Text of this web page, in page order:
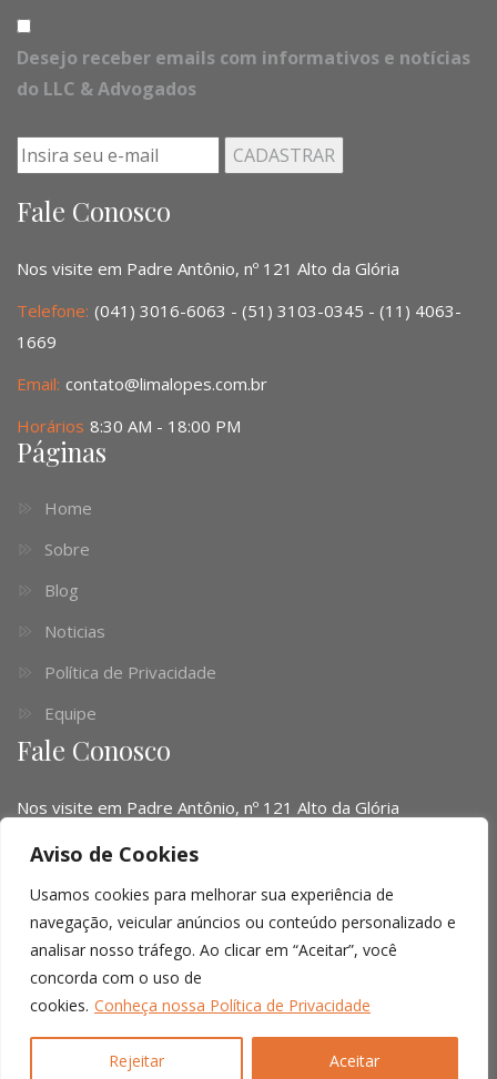
Aviso de Cookies
Usamos cookies para melhorar sua experiência de
navegação, veicular anúncios ou conteúdo personalizado e
analisar nosso tráfego. Ao clicar em “Aceitar”, você
concorda com o uso de
cookies. Conheça nossa Política de Privacidade
Rejeitar Aceitar
Desejo receber emails com informativos e notícias
do LLC & Advogados
Fale Conosco
Nos visite em Padre Antônio, nº 121 Alto da Glória
Telefone: (041) 3016-6063 - (51) 3103-0345 - (11) 4063-
1669
Email: contato@limalopes.com.br
Horários 8:30 AM - 18:00 PM
Páginas
Home
Sobre
Blog
Noticias
Política de Privacidade
Equipe
Fale Conosco
Nos visite em Padre Antônio, nº 121 Alto da Glória
Telefone: (041) 3016-6063 - (51) 3103-0345 - (11) 4063-
Email: contato@limalopes.com.br
8:30 AM - 18:00 PM
© Copyright 2026 | | All right reserved.